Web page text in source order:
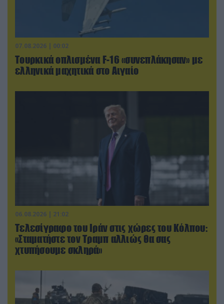
07.08.2026 | 00:02
Τουρκικά οπλισμένα F-16 «συνεπλάκησαν» με
ελληνικά μαχητικά στο Αιγαίο
06.08.2026 | 21:02
Τελεσίγραφο του Ιράν στις χώρες του Κόλπου:
«Σταματήστε τον Τραμπ αλλιώς θα σας
χτυπήσουμε σκληρά»